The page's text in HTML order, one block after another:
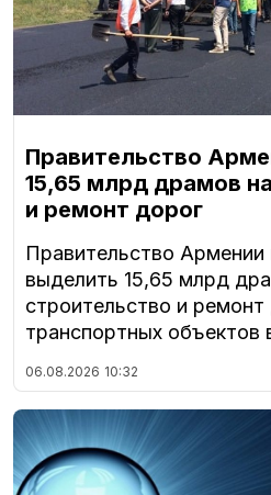
Правительство
15,65 млрд драмов
и ремонт дорог
Правительство
выделить 15,65 млрд
строительство и ремонт
транспортных объектов
06.08.2026 10:32